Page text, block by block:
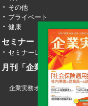
その他
プライベート
健康
セミナー・イベント
セミナーレポート
月刊「企業実務」
企業実務オンライン TOP